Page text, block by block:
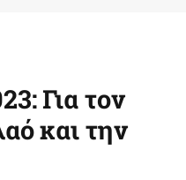
Για τον
και την